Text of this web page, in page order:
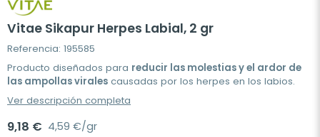
Vitae Sikapur Herpes Labial, 2 gr
Referencia: 195585
Producto diseñados para reducir las molestias y el ardor de
las ampollas virales causadas por los herpes en los labios.
Ver descripción completa
9,18 € 4,59 €/gr